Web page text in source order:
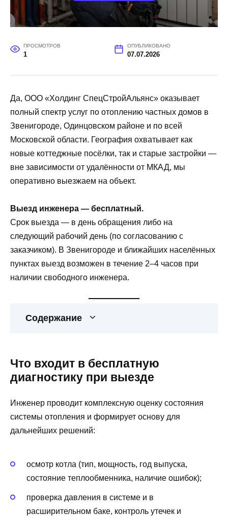
ПРОСМОТРОВ
1
ОПУБЛИКОВАНО
07.07.2026
Да, ООО «Холдинг СпецСтройАльянс» оказывает
полный спектр услуг по отоплению частных домов в
Звенигороде, Одинцовском районе и по всей
Московской области. География охватывает как
новые коттеджные посёлки, так и старые застройки —
вне зависимости от удалённости от МКАД, мы
оперативно выезжаем на объект.
Выезд инженера — бесплатный.
Срок выезда — в день обращения либо на
следующий рабочий день (по согласованию с
заказчиком). В Звенигороде и ближайших населённых
пунктах выезд возможен в течение 2–4 часов при
наличии свободного инженера.
Содержание
Что входит в бесплатную
диагностику при выезде
Инженер проводит комплексную оценку состояния
системы отопления и формирует основу для
дальнейших решений:
осмотр котла (тип, мощность, год выпуска,
состояние теплообменника, наличие ошибок);
проверка давления в системе и в
расширительном баке, контроль утечек и